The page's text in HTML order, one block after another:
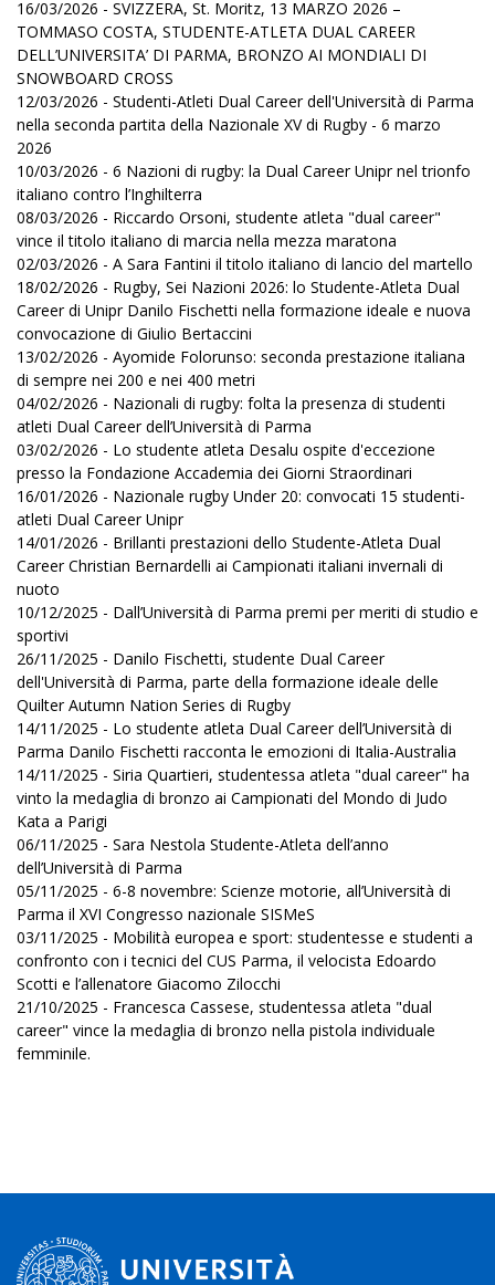
16/03/2026 - SVIZZERA, St. Moritz, 13 MARZO 2026 –
TOMMASO COSTA, STUDENTE-ATLETA DUAL CAREER
DELL’UNIVERSITA’ DI PARMA, BRONZO AI MONDIALI DI
SNOWBOARD CROSS
12/03/2026 - Studenti-Atleti Dual Career dell'Università di Parma
nella seconda partita della Nazionale XV di Rugby - 6 marzo
2026
10/03/2026 - 6 Nazioni di rugby: la Dual Career Unipr nel trionfo
italiano contro l’Inghilterra
08/03/2026 - Riccardo Orsoni, studente atleta "dual career"
vince il titolo italiano di marcia nella mezza maratona
02/03/2026 - A Sara Fantini il titolo italiano di lancio del martello
18/02/2026 - Rugby, Sei Nazioni 2026: lo Studente-Atleta Dual
Career di Unipr Danilo Fischetti nella formazione ideale e nuova
convocazione di Giulio Bertaccini
13/02/2026 - Ayomide Folorunso: seconda prestazione italiana
di sempre nei 200 e nei 400 metri
04/02/2026 - Nazionali di rugby: folta la presenza di studenti
atleti Dual Career dell’Università di Parma
03/02/2026 - Lo studente atleta Desalu ospite d'eccezione
presso la Fondazione Accademia dei Giorni Straordinari
16/01/2026 - Nazionale rugby Under 20: convocati 15 studenti-
atleti Dual Career Unipr
14/01/2026 - Brillanti prestazioni dello Studente-Atleta Dual
Career Christian Bernardelli ai Campionati italiani invernali di
nuoto
10/12/2025 - Dall’Università di Parma premi per meriti di studio e
sportivi
26/11/2025 - Danilo Fischetti, studente Dual Career
dell'Università di Parma, parte della formazione ideale delle
Quilter Autumn Nation Series di Rugby
14/11/2025 - Lo studente atleta Dual Career dell’Università di
Parma Danilo Fischetti racconta le emozioni di Italia-Australia
14/11/2025 - Siria Quartieri, studentessa atleta "dual career" ha
vinto la medaglia di bronzo ai Campionati del Mondo di Judo
Kata a Parigi
06/11/2025 - Sara Nestola Studente-Atleta dell’anno
dell’Università di Parma
05/11/2025 - 6-8 novembre: Scienze motorie, all’Università di
Parma il XVI Congresso nazionale SISMeS
03/11/2025 - Mobilità europea e sport: studentesse e studenti a
confronto con i tecnici del CUS Parma, il velocista Edoardo
Scotti e l’allenatore Giacomo Zilocchi
21/10/2025 - Francesca Cassese, studentessa atleta "dual
career" vince la medaglia di bronzo nella pistola individuale
femminile.